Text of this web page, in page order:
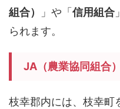
組合）
」や「 信用組合
られます。
JA（農業協同組合）
枝幸郡内には、枝幸町